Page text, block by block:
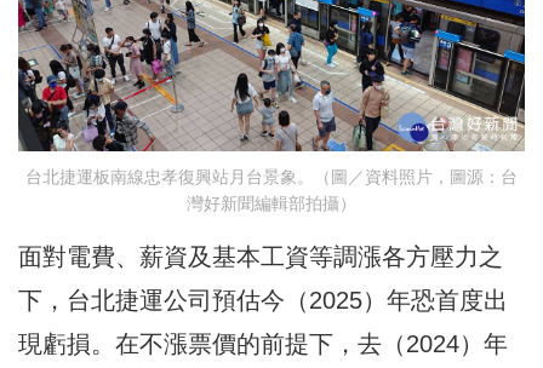
台北捷運板南線忠孝復興站月台景象。（圖／資料照片，圖源：台
灣好新聞編輯部拍攝）
面對電費、薪資及基本工資等調漲各方壓力之
下，台北捷運公司預估今（2025）年恐首度出
現虧損。在不漲票價的前提下，去（2024）年